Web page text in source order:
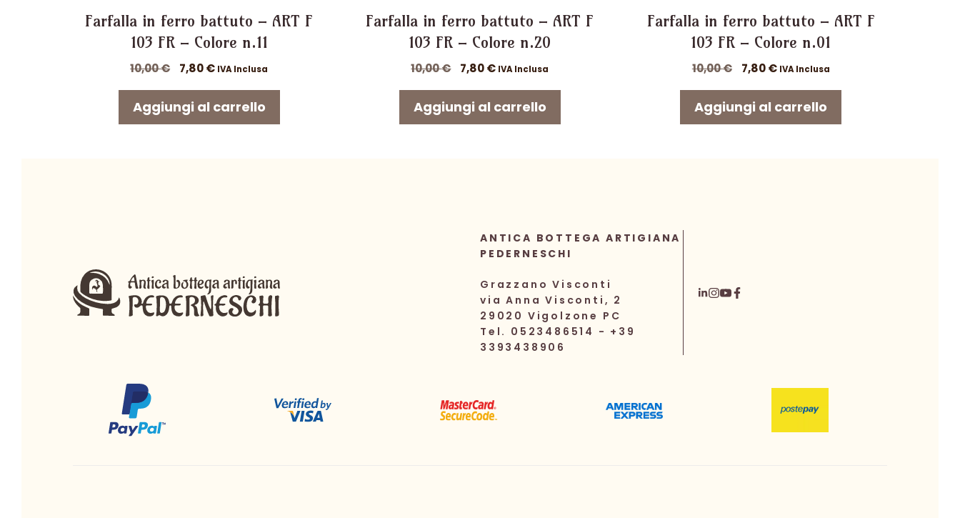
Farfalla in ferro battuto – ART F
103 FR – Colore n.11
10,00€
Il
originale
era:
7,80€Il
attuale
IVA Inclusa
Aggiungi al carrello
Farfalla in ferro battuto – ART F
103 FR – Colore n.20
10,00€
Il
originale
era:
7,80€Il
attuale
IVA Inclusa
Aggiungi al carrello
Farfalla in ferro battuto – ART F
103 FR – Colore n.01
10,00€
Il
originale
era:
7,80€Il
attuale
IVA Inclusa
Aggiungi al carrello
ANTICA BOTTEGA ARTIGIANA
PEDERNESCHI
Grazzano Visconti
via Anna Visconti, 2
29020 Vigolzone PC
Tel. 0523486514 - +39
3393438906